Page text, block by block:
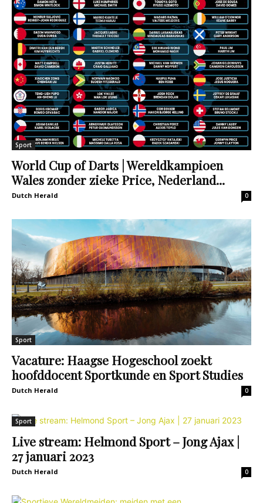
Sport
World Cup of Darts | Wereldkampioen
Wales zonder zieke Price, Nederland...
Dutch Herald 0
Sport
Vacature: Haagse Hogeschool zoekt
hoofddocent Sportkunde en Sport Studies
Dutch Herald 0
Sport
Live stream: Helmond Sport – Jong Ajax |
27 januari 2023
Sportieve Wereldmeiden: meiden met een
vluchtelingenachtergrond leren elkaar
kennen door sport
Dutch Herald
recente berichten